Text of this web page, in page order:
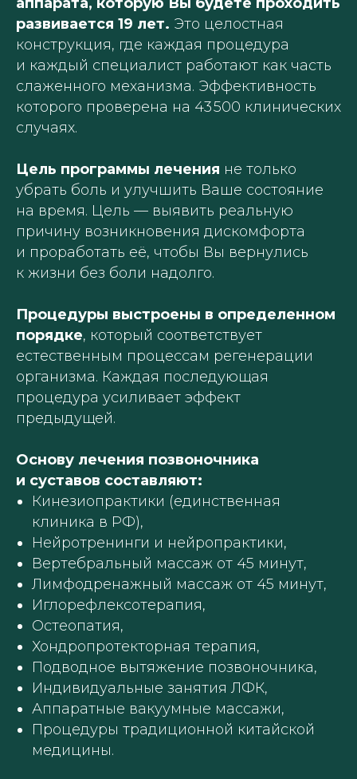
развивается 19 лет. Это целостная
конструкция, где каждая процедура
и каждый специалист работают как часть
слаженного механизма. Эффективность
которого проверена на 43 500 клинических
случаях.
Цель программы лечения не только
убрать боль и улучшить Ваше состояние
на время. Цель — выявить реальную
причину возникновения дискомфорта
и проработать её, чтобы Вы вернулись
к жизни без боли надолго.
Процедуры выстроены в определенном
порядке, который соответствует
естественным процессам регенерации
организма. Каждая последующая
процедура усиливает эффект
предыдущей.
Основу лечения позвоночника
и суставов составляют:
Кинезиопрактики (единственная
клиника в РФ),
Нейротренинги и нейропрактики,
Вертебральный массаж от 45 минут,
Лимфодренажный массаж от 45 минут,
Иглорефлексотерапия,
Остеопатия,
Хондропротекторная терапия,
Подводное вытяжение позвоночника,
Индивидуальные занятия ЛФК,
Аппаратные вакуумные массажи,
Процедуры традиционной китайской
медицины.